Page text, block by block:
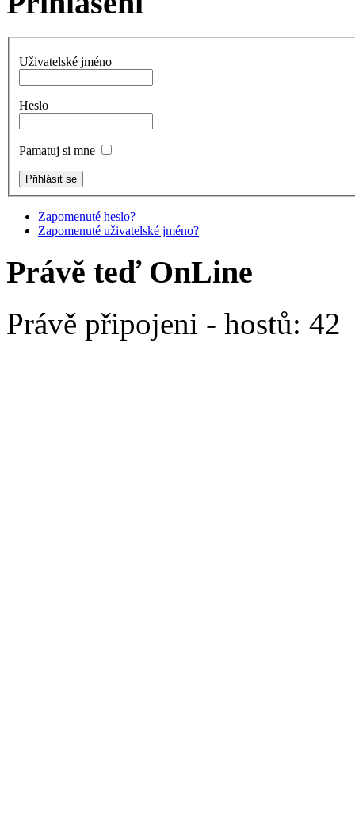
Uživatelské jméno
Heslo
Pamatuj si mne
Zapomenuté heslo?
Zapomenuté uživatelské jméno?
Právě teď OnLine
Právě připojeni - hostů: 42